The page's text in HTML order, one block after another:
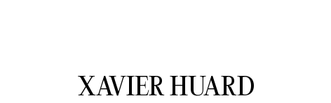
XAVIER HUARD